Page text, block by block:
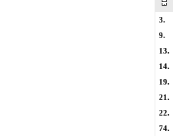
3.
9.
13.
14.
19.
21.
22.
74.